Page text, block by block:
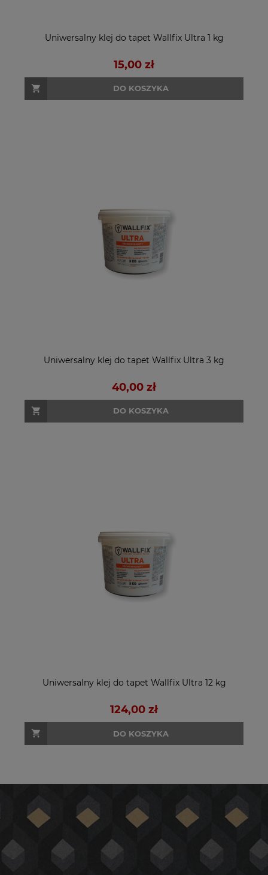
Uniwersalny klej do tapet Wallfix Ultra 1 kg
15,00 zł
DO KOSZYKA
Uniwersalny klej do tapet Wallfix Ultra 3 kg
40,00 zł
DO KOSZYKA
Uniwersalny klej do tapet Wallfix Ultra 12 kg
124,00 zł
DO KOSZYKA